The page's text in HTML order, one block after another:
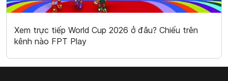
Xem trực tiếp World Cup 2026 ở đâu? Chiếu trên
kênh nào FPT Play